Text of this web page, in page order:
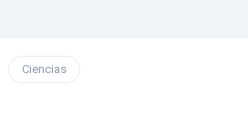
Ciencias